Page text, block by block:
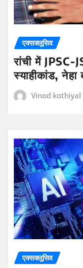
एक्सक्लूसिव
रांची में
स्याहीकांड, नेहा
Vinod kothiyal
एक्सक्लूसिव